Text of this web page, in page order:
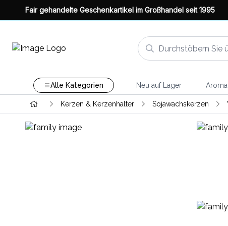
Fair gehandelte Geschenkartikel im Großhandel seit 1995
Alle Kategorien Neu auf Lager
Kerzen & Kerzenhalter Sojawachskerzen